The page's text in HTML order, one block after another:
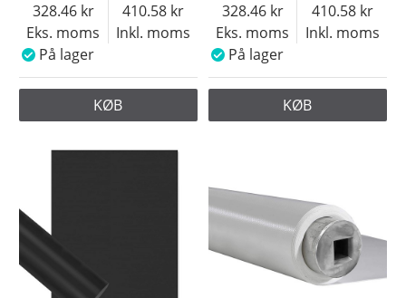
Eks. moms
328.46
Inkl. moms
410.58
På lager
KØB
Eks. moms
328.46
Inkl. moms
410.58
På lager
KØB